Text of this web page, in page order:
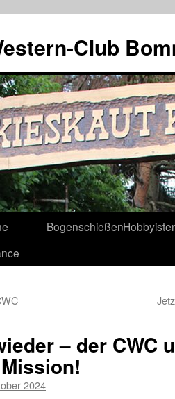
Club
Bogenschießen
– der CWC
2024